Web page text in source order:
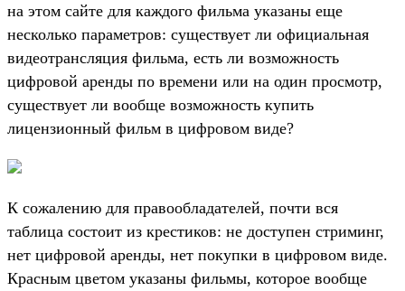
на этом сайте для каждого фильма указаны еще
несколько параметров: существует ли официальная
видеотрансляция фильма, есть ли возможность
цифровой аренды по времени или на один просмотр,
существует ли вообще возможность купить
лицензионный фильм в цифровом виде?
К сожалению для правообладателей, почти вся
таблица состоит из крестиков: не доступен стриминг,
нет цифровой аренды, нет покупки в цифровом виде.
Красным цветом указаны фильмы, которое вообще